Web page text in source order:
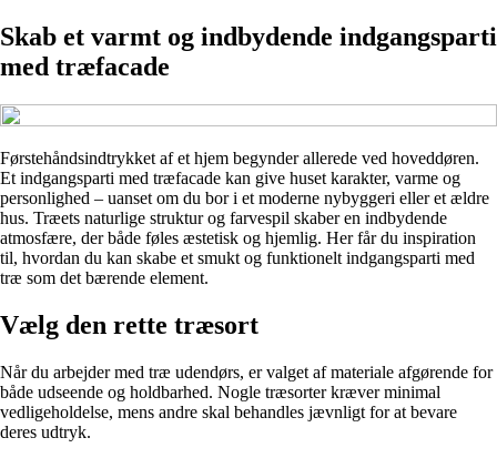
Skab et varmt og indbydende indgangsparti
med træfacade
Førstehåndsindtrykket af et hjem begynder allerede ved hoveddøren.
Et indgangsparti med træfacade kan give huset karakter, varme og
personlighed – uanset om du bor i et moderne nybyggeri eller et ældre
hus. Træets naturlige struktur og farvespil skaber en indbydende
atmosfære, der både føles æstetisk og hjemlig. Her får du inspiration
til, hvordan du kan skabe et smukt og funktionelt indgangsparti med
træ som det bærende element.
Vælg den rette træsort
Når du arbejder med træ udendørs, er valget af materiale afgørende for
både udseende og holdbarhed. Nogle træsorter kræver minimal
vedligeholdelse, mens andre skal behandles jævnligt for at bevare
deres udtryk.